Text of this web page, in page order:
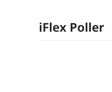
iFlex Poller